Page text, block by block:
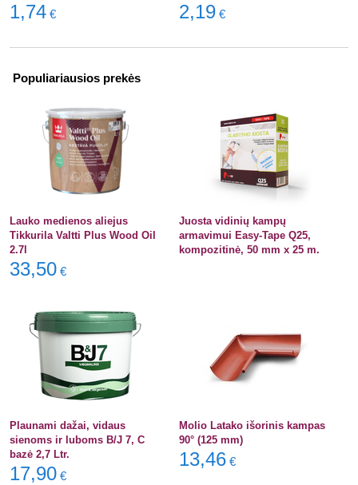
1,74 € 2,19 €
Populiariausios prekės
Lauko medienos aliejus
Tikkurila Valtti Plus Wood Oil
2.7l
33,50 €
Juosta vidinių kampų
armavimui Easy-Tape Q25,
kompozitinė, 50 mm x 25 m.
Plaunami dažai, vidaus
sienoms ir luboms B/J 7, C
bazė 2,7 Ltr.
17,90 €
Molio Latako išorinis kampas
90° (125 mm)
13,46 €